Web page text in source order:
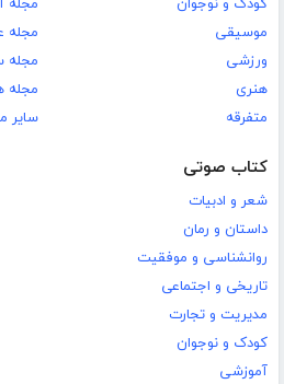
موسیقی
ورزشی
هنری
متفرقه
مجله
مجله
مجله
سایر
کتاب صوتی
شعر و ادبیات
داستان و رمان
روانشناسی و موفقیت
تاریخی و اجتماعی
مدیریت و تجارت
کودک و نوجوان
آموزشی